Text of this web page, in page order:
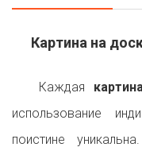
Картина на
Каждая
использование
поистине